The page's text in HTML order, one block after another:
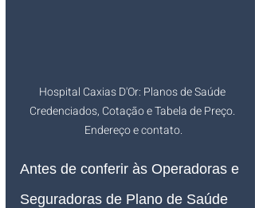
Hospital Caxias D'Or: Planos de Saúde
Credenciados, Cotação e Tabela de Preço.
Endereço e contato.
Antes de conferir às Operadoras e
Seguradoras de Plano de Saúde